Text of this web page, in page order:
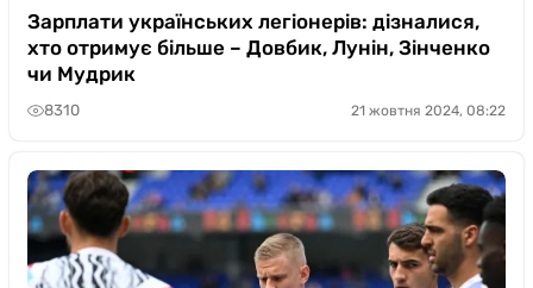
Зарплати українських легіонерів: дізналися,
хто отримує більше – Довбик, Лунін, Зінченко
чи Мудрик
8310 21 жовтня 2024, 08:22